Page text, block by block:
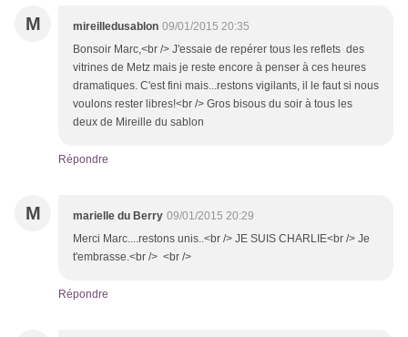
M mireilledusablon 09/01/2015 20:35
Bonsoir Marc,<br /> J'essaie de repérer tous les reflets des
vitrines de Metz mais je reste encore à penser à ces heures
dramatiques. C'est fini mais...restons vigilants, il le faut si nous
voulons rester libres!<br /> Gros bisous du soir à tous les
deux de Mireille du sablon
Répondre
M marielle du Berry 09/01/2015 20:29
Merci Marc....restons unis..<br /> JE SUIS CHARLIE<br /> Je
t'embrasse.<br /> <br />
Répondre